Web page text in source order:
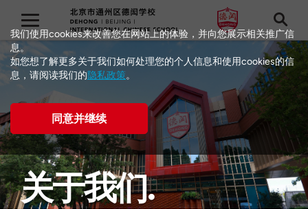
关于我们
我们使用cookies来改善您在网站上的体验，并向您展示相关推广信
息。
如您想了解更多关于我们如何处理您的个人信息和使用cookies的信
息，请阅读我们的隐私政策。
同意并继续